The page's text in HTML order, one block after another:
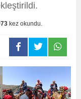
kez okundu.